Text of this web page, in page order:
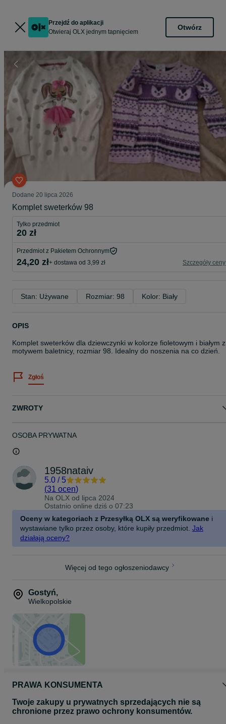
Przejdź do aplikacji
Otwieraj OLX jednym tapnięciem
Otwórz
Dodane 20 lipca 2026
Komplet sweterków 98
Tylko przedmiot
20 zł
Przedmiot z Pakietem Ochronnym
24,20 zł+ dostawa od 3,99 zł Szczegóły ceny
Stan: Używane Rozmiar: 98 Kolor: Biały
OPIS
Komplet sweterków dla dziewczynki w kolorze fioletowym i białym z
motywem baletnicy, rozmiar 98. Idealny do noszenia na co dzień.
Zgłoś
ZWROTY
OSOBA PRYWATNA
1958nataiv
5.0 / 5
(31 ocen)
Na OLX od lipca 2024
Ostatnio online dziś o 07:23
Oceny w kategoriach z Przesyłką OLX są weryfikowane i
wystawiane tylko przez osoby, które kupiły przedmiot. Jak
działają oceny?
Więcej od tego ogłoszeniodawcy
Gostyń,
Wielkopolskie
PRAWA KONSUMENTA
Twoje zakupy u prywatnych sprzedających nie są
chronione przez prawo ochrony konsumentów.